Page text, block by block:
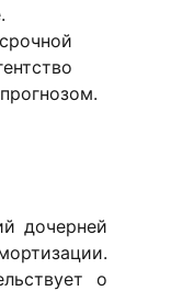
дочерней
о